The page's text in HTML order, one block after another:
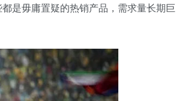
是毋庸置疑的热销产品，需求量长期巨